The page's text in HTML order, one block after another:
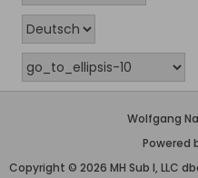
Wolfgang
Powered
Copyright © 2026 MH Sub I, LLC